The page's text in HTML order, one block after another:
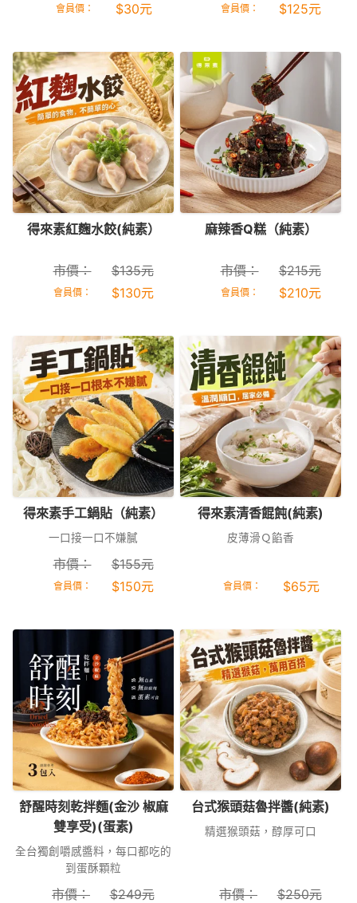
會員價： $30元 會員價： $125元
得來素紅麴水餃(純素）
市價： $135元
會員價： $130元
麻辣香Q糕（純素）
市價： $215元
會員價： $210元
得來素手工鍋貼（純素）
一口接一口不嫌膩
市價： $155元
會員價： $150元
得來素清香餛飩(純素)
皮薄滑Ｑ餡香
會員價： $65元
舒醒時刻乾拌麵(金沙 椒麻
雙享受)(蛋素)
全台獨創嚼感醬料，每口都吃的
到蛋酥顆粒
市價： $249元
台式猴頭菇魯拌醬(純素)
精選猴頭菇，醇厚可口
市價： $250元